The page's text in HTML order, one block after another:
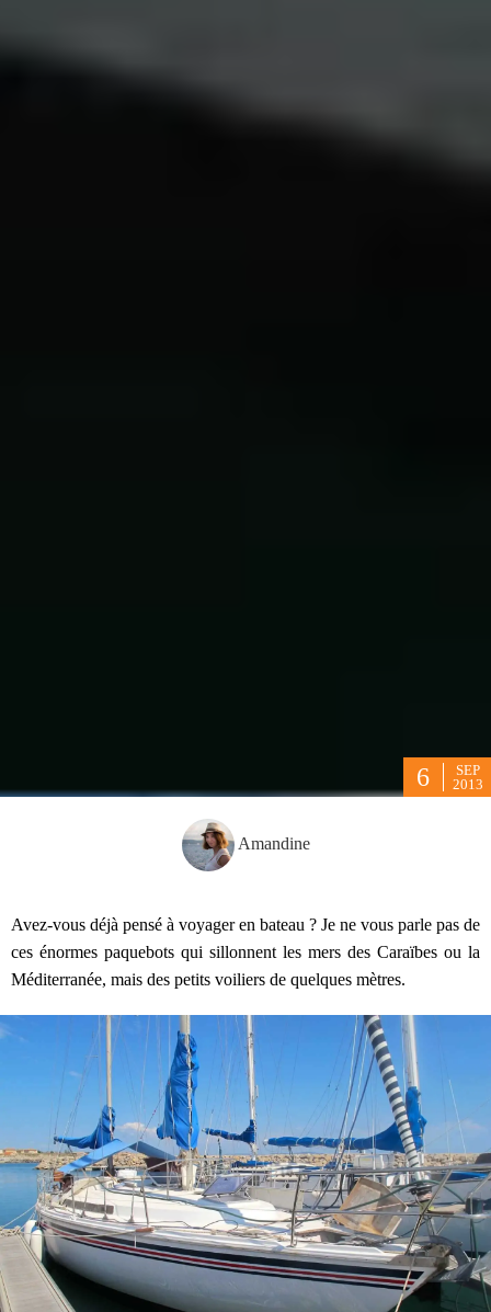
6
SEP
2013
Amandine
Avez-vous déjà pensé à voyager en bateau ? Je ne vous parle pas de
ces énormes paquebots qui sillonnent les mers des Caraïbes ou la
Méditerranée, mais des petits voiliers de quelques mètres.